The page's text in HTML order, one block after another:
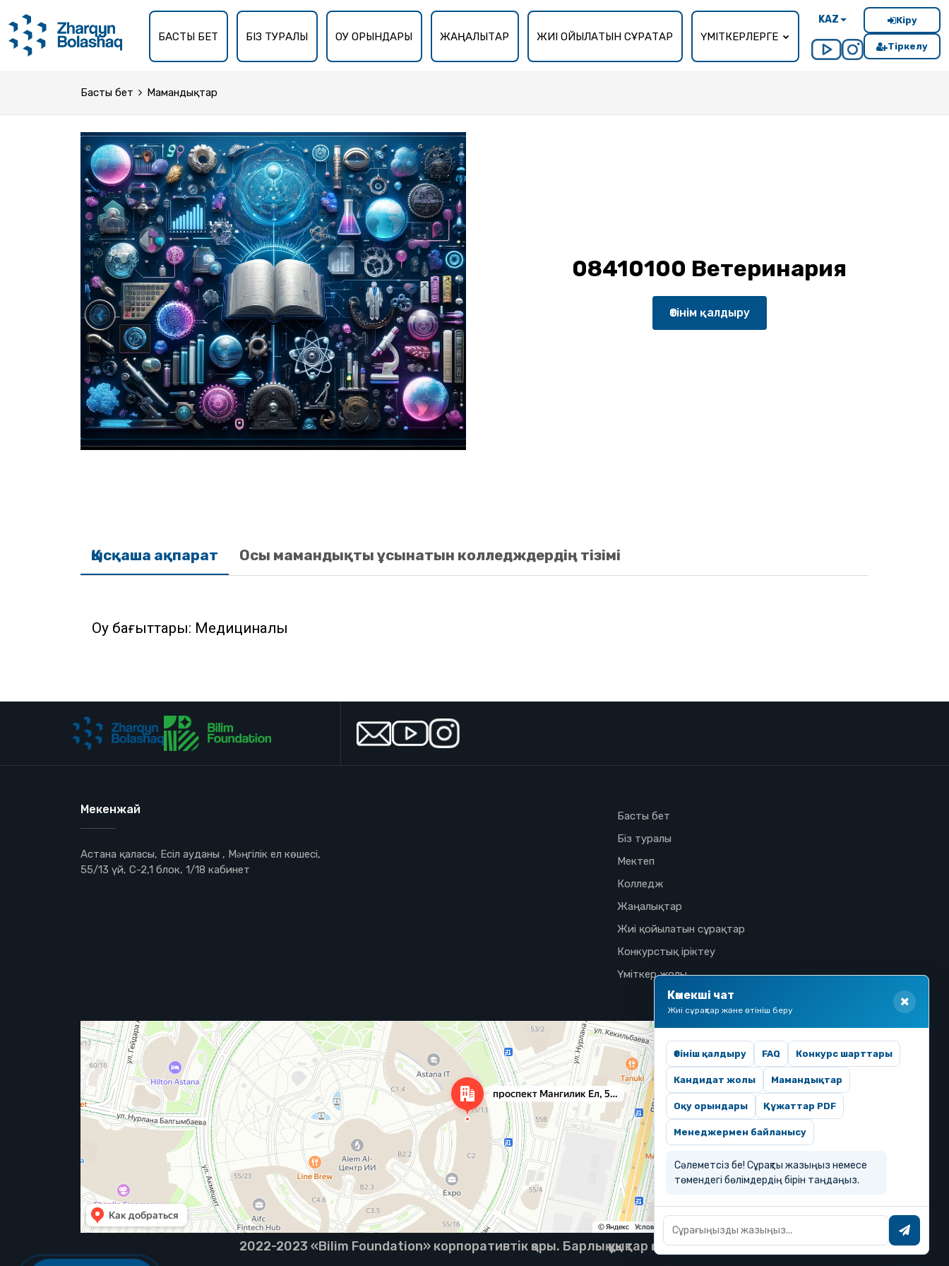
KAZ Кіру
Тіркелу
БАСТЫ БЕТ БІЗ ТУРАЛЫ ОҚУ ОРЫНДАРЫ ЖАҢАЛЫҚТАР ЖИІ ҚОЙЫЛАТЫН СҰРАҚТАР ҮМІТКЕРЛЕРГЕ
Басты бет Мамандықтар
08410100 Ветеринария
Өтінім қалдыру
Қысқаша ақпарат Осы мамандықты ұсынатын колледждердің тізімі
Оқу бағыттары: Медициналық
Мекенжай
Астана қаласы, Есіл ауданы , Мəңгілік ел көшесі,
55/13 үй, С-2,1 блок, 1/18 кабинет
Басты бет
Біз туралы
Мектеп
Колледж
Жаңалықтар
Жиі қойылатын сұрақтар
Конкурстық іріктеу
Үміткер жолы
2022-2023 «Bilim Foundation» корпоративтік қоры. Барлық құқықтар қорғалған
Көмекші чат
Жиі сұрақтар және өтініш беру
Өтініш қалдыру FAQ Конкурс шарттары
Кандидат жолы Мамандықтар
Оқу орындары Құжаттар PDF
Менеджермен байланысу
Сәлеметсіз бе! Сұрақты жазыңыз немесе
төмендегі бөлімдердің бірін таңдаңыз.